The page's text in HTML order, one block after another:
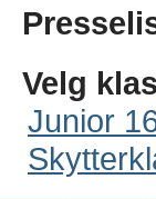
Velg
Junior